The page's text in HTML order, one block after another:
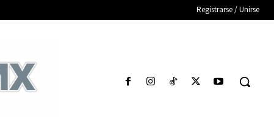
Registrarse / Unirse